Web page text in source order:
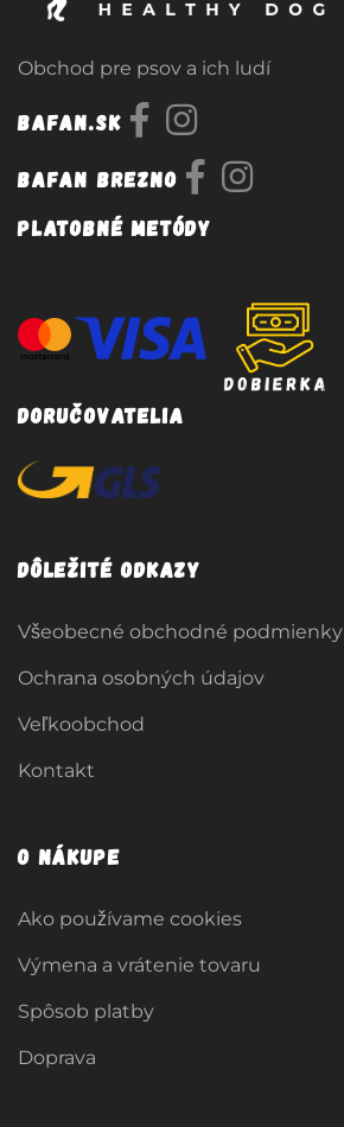
Obchod pre psov a ich ludí
Bafan.sk
Bafan Brezno
Platobné metódy
Doručovatelia
Dôležité odkazy
Všeobecné obchodné podmienky
Ochrana osobných údajov
Veľkoobchod
Kontakt
O nákupe
Ako používame cookies
Výmena a vrátenie tovaru
Spôsob platby
Doprava